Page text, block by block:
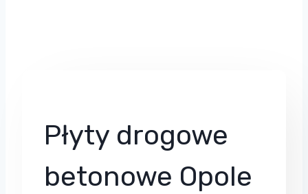
Płyty drogowe
betonowe Opole